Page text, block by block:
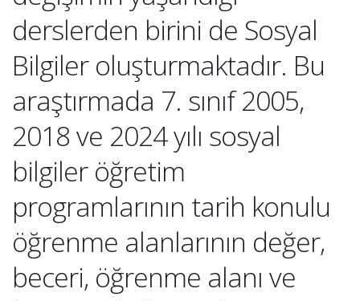
derslerden birini de Sosyal
Bilgiler oluşturmaktadır. Bu
araştırmada 7. sınıf 2005,
2018 ve 2024 yılı sosyal
bilgiler öğretim
programlarının tarih konulu
öğrenme alanlarının değer,
beceri, öğrenme alanı ve